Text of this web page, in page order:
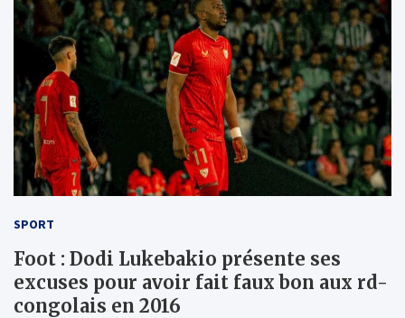
SPORT
Foot : Dodi Lukebakio présente ses
excuses pour avoir fait faux bon aux rd-
congolais en 2016